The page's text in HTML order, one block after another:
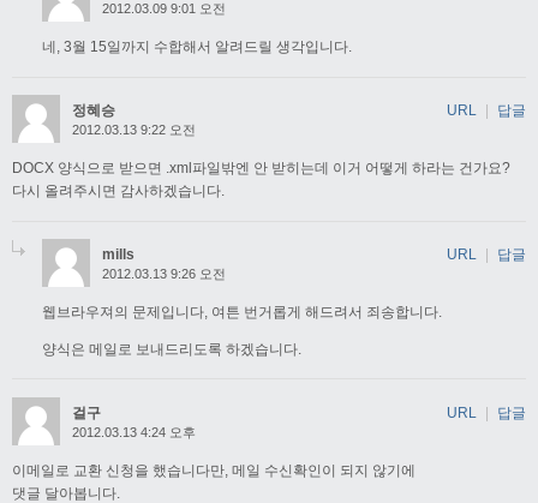
2012.03.09 9:01 오전
네, 3월 15일까지 수합해서 알려드릴 생각입니다.
정혜승
2012.03.13 9:22 오전
DOCX 양식으로 받으면 .xml파일밖엔 안 받히는데 이거 어떻게 하라는 건가요?
다시 올려주시면 감사하겠습니다.
URL 답글
mills
2012.03.13 9:26 오전
웹브라우져의 문제입니다, 여튼 번거롭게 해드려서 죄송합니다.
양식은 메일로 보내드리도록 하겠습니다.
URL 답글
걸구
2012.03.13 4:24 오후
이메일로 교환 신청을 했습니다만, 메일 수신확인이 되지 않기에
댓글 달아봅니다.
URL | 답글